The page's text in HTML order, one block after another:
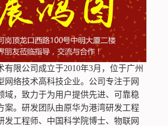
限公司成立于2010年3月，位于广州
网络技术高科技企业。公司专注于网
域，致力于为用户提供先进、可靠稳
案。研发团队由原华为港湾研发工程
发工程师、中国科学院博士、物联网